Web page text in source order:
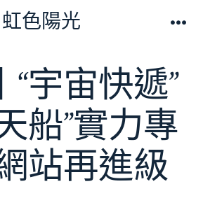
虹色陽光
“宇宙快遞”
船”實力專
站再進級